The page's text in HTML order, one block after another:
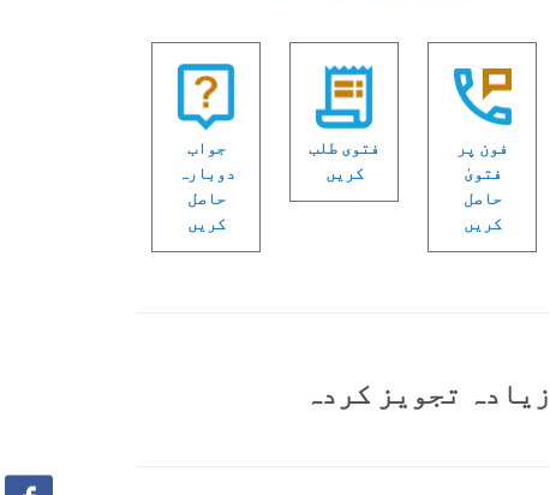
فون پر
فتویٰ
حاصل
کریں
فتوی طلب
کریں
جواب
دوبارہ
حاصل
کریں
زیادہ تجویز کردہ